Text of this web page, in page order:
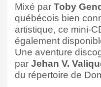
Mixé par Toby
québécois bien
artistique, ce mini-
également
Une aventure
par Jehan V.
du répertoire de